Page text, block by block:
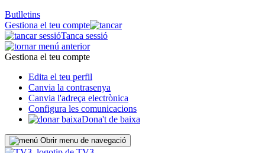
Butlletins
Gestiona el teu compte
Tanca sessió
Gestiona el teu compte
Edita el teu perfil
Canvia la contrasenya
Canvia l'adreça electrònica
Configura les comunicacions
Dona't de baixa
Obrir menu de navegació